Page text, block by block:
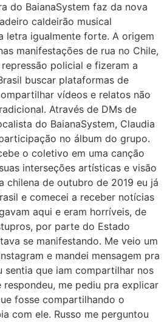
do BaianaSystem faz da nova
caldeirão musical
letra igualmente forte. A origem
manifestações de rua no Chile,
policial e fizeram a
buscar plataformas de
vídeos e relatos não
Através de DMs de
do BaianaSystem, Claudia
no álbum do grupo.
o coletivo em uma canção
interseções artísticas e visão
chilena de outubro de 2019 eu já
e comecei a receber notícias
aqui e eram horríveis, de
por parte do Estado
se manifestando. Me veio um
e mandei mensagem pra
sentia que iam compartilhar nos
respondeu, me pediu pra explicar
fosse compartilhando o
com ele. Russo me perguntou